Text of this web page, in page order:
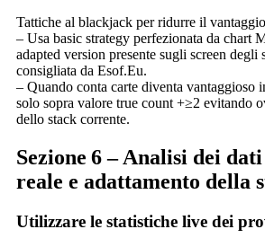
Tattiche al blackjack per ridurre il
– Usa basic strategy perfezionata da chart
adapted version presente sugli screen degli
consigliata da Esof.Eu.
– Quando conta carte diventa vantaggioso
solo sopra valore true count +≥2 evitando
dello stack corrente.
Sezione 6 – Analisi dei
reale e adattamento della
Utilizzare le statistiche live dei